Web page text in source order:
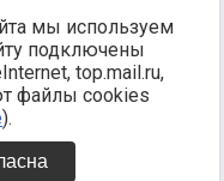
Русская республика Русь,
и свобода, W.H.С., Фалунь
клуб-Новокузнецк/РПК,
Фонд защиты прав
Прикубанского округа г.
7822/
мы используем
подключены
top.mail.ru,
файлы cookies
).